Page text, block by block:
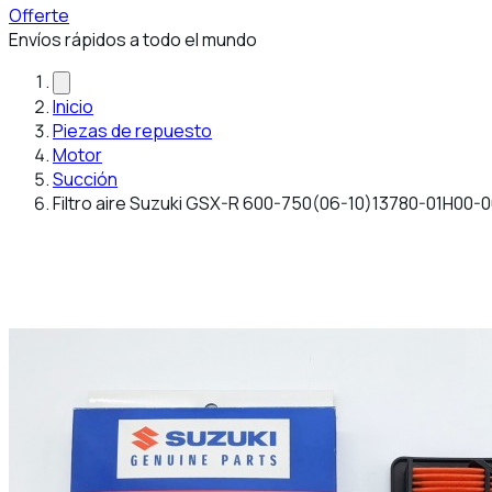
Offerte
Envíos rápidos a todo el mundo
Inicio
Piezas de repuesto
Motor
Succión
Filtro aire Suzuki GSX-R 600-750(06-10)13780-01H00-